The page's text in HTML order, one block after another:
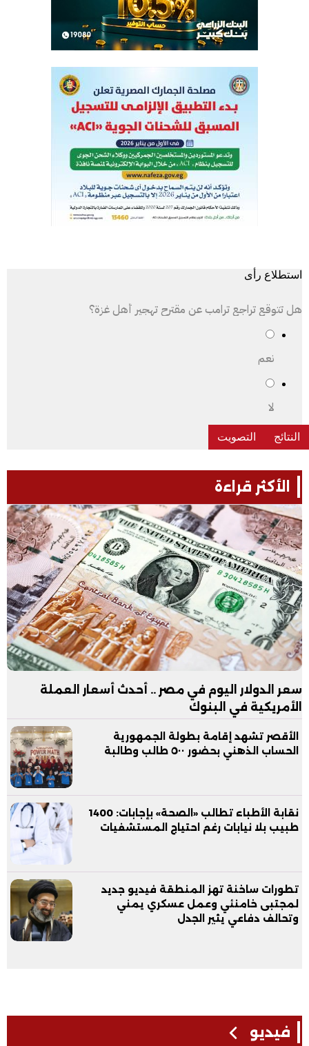
استطلاع رأى
هل تتوقع تراجع ترامب عن مقترح تهجير أهل غزة؟
نعم
لا
الأكثر قراءة
سعر الدولار اليوم في مصر .. أحدث أسعار العملة
الأمريكية في البنوك
الأقصر تشهد إقامة بطولة الجمهورية
الحساب الذهني بحضور ٥٠٠ طالب وطالبة
نقابة الأطباء تطالب «الصحة» بإجابات: 1400
طبيب بلا نيابات رغم احتياج المستشفيات
تطورات ساخنة تهز المنطقة فيديو جديد
لمجتبى خامنئي وعمل عسكري يمني
وتحالف دفاعي يثير الجدل
فيديو